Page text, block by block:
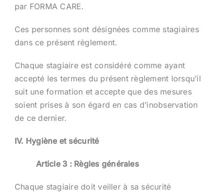
par FORMA CARE.
Ces personnes sont désignées comme stagiaires
dans ce présent règlement.
Chaque stagiaire est considéré comme ayant
accepté les termes du présent règlement lorsqu’il
suit une formation et accepte que des mesures
soient prises à son égard en cas d’inobservation
de ce dernier.
IV. Hygiène et sécurité
Article 3 : Règles générales
Chaque stagiaire doit veiller à sa sécurité